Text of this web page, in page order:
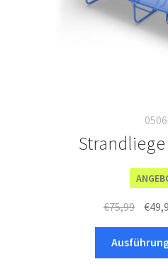
€75,99
war:
€75,99
€